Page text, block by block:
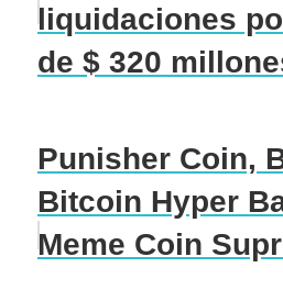
liquidaciones
de $ 320
Punisher Coin,
Bitcoin Hyper
Meme Coin